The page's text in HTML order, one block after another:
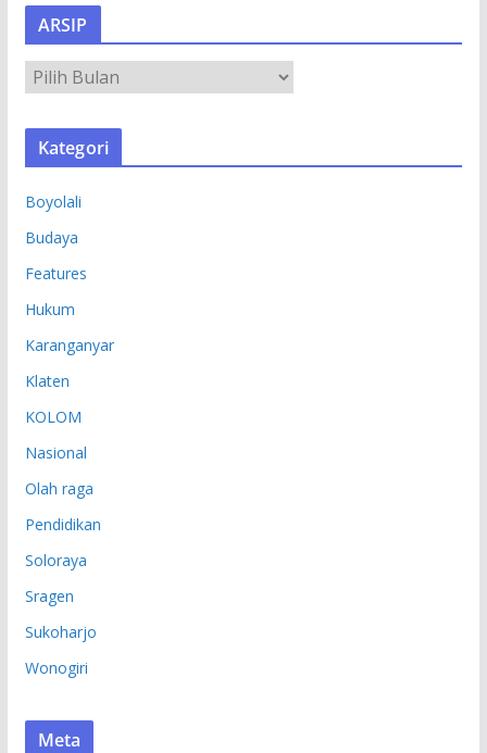
ARSIP
R
S
Kategori
Boyolali
Budaya
Features
Hukum
Karanganyar
Klaten
KOLOM
Nasional
Olah raga
Pendidikan
Soloraya
Sragen
Sukoharjo
Wonogiri
Meta